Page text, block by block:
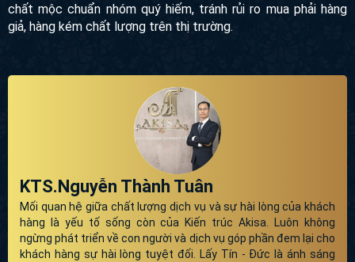
chất mộc chuẩn nhóm quý hiếm, tránh rủi ro mua phải hàng
giả, hàng kém chất lượng trên thị trường.
KTS.Nguyễn Thành Tuân
Mối quan hệ giữa chất lượng dịch vụ và sự hài lòng của khách
hàng là yếu tố sống còn của Kiến trúc Akisa. Luôn không
ngừng phát triển về con người và dịch vụ góp phần đem lại cho
khách hàng sự hài lòng tuyệt đối. Lấy Tín - Đức là ánh sáng